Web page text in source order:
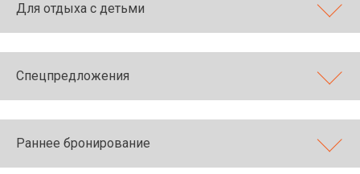
Для отдыха с детьми
Спецпредложения
Раннее бронирование